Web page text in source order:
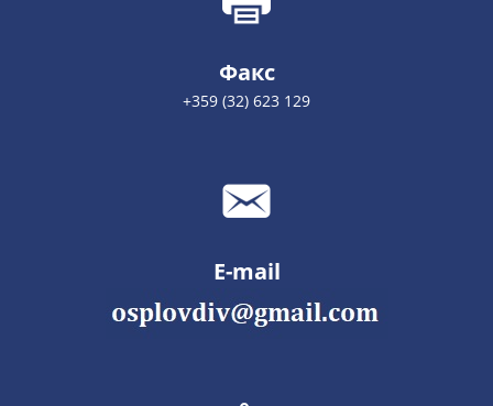
Факс
+359 (32) 623 129
E-mail